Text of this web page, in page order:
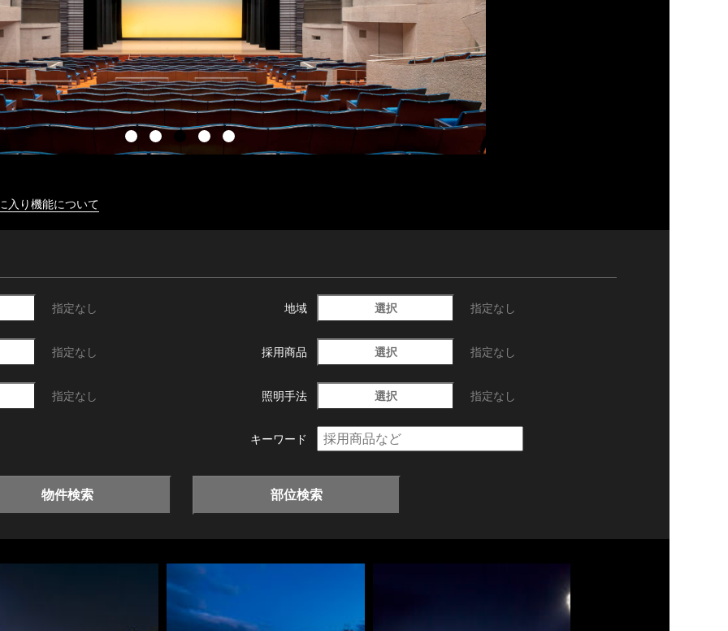
入り機能について
指定なし 地域 選択 指定なし
指定なし 採用商品 選択 指定なし
指定なし 照明手法 選択 指定なし
キーワード
物件検索 部位検索